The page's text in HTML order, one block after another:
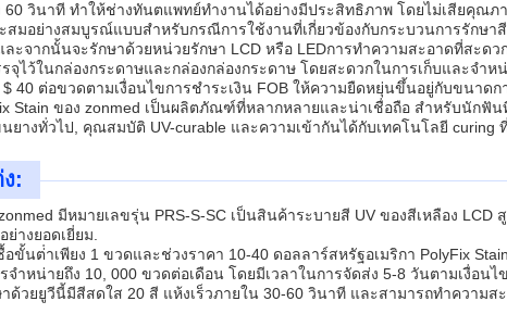
60 วินาที ทําให้ช่างทันตแพทย์ทํางานได้อย่างมีประสิทธิภาพ โดยไม่เสียคุณภ
มอย่างสมบูรณ์แบบสําหรับกรณีการใช้งานที่เกี่ยวข้องกับกระบวนการรักษ
ละจากนั้นจะรักษาด้วยหน่วยรักษา LCD หรือ LEDการทําความสะอาดที่สะ
รจุไว้ในกล่องกระดาษและกล่องกล่องกระดาษ โดยสะดวกในการเก็บและ
$ 40 ต่อขวดตามเงื่อนไขการชําระเงิน FOB ให้ความยืดหยุ่นขึ้นอยู่กับขนาดก
Stain ของ zonmed เป็นผลิตภัณฑ์ที่หลากหลายและน่าเชื่อถือ สําหรับนัก
ยางทั่วไป, คุณสมบัติ UV-curable และความเข้ากันได้กับเทคโนโลยี
:
มีหมายเลขรุ่น PRS-S-SC เป็นสินค้าระบายสี UV ของสีเหลือง
างยอดเยี่ยม.
ขั้นต่ําเพียง 1 ขวดและช่วงราคา 10-40 ดอลลาร์สหรัฐอเมริกา PolyFix
จําหน่ายถึง 10, 000 ขวดต่อเดือน โดยมีเวลาในการจัดส่ง 5-8 วันตามเงื่อนไ
วยยูวีนี้มีสีสดใส 20 สี แห้งเร็วภายใน 30-60 วินาที และสามารถทําความ